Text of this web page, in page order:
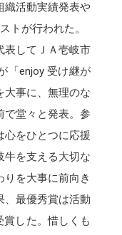
織活動実績発表や
トが行われた。
してＪＡ壱岐市
「enjoy 受け継が
大事に、無理のな
で堂々と発表。参
心をひとつに応援
牛を支える大切な
を大事に前向き
、最優秀賞は活動
した。惜しくも